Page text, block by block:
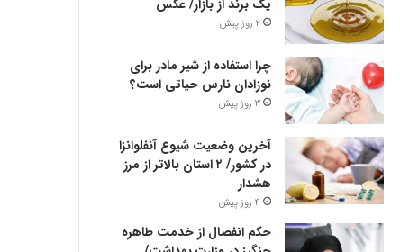
یک برند از بازار/ عکس
2 روز پیش
چرا استفاده از شیر مادر برای
نوزادان نارس حیاتی است؟
3 روز پیش
آخرین وضعیت شیوع آنفلوانزا
در کشور/ ۲ استان بالاتر از مرز
هشدار
4 روز پیش
حکم انفصال از خدمت طاهره